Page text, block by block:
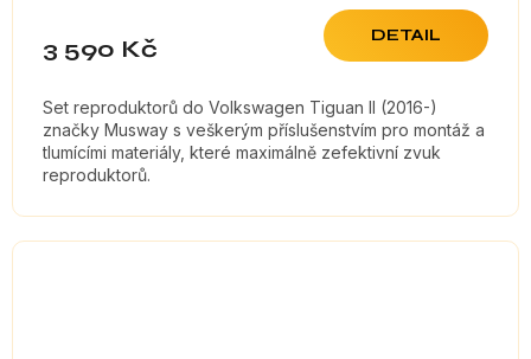
3 590 Kč DETAIL
Set reproduktorů do Volkswagen Tiguan II (2016-)
značky Musway s veškerým příslušenstvím pro montáž a
tlumícími materiály, které maximálně zefektivní zvuk
reproduktorů.